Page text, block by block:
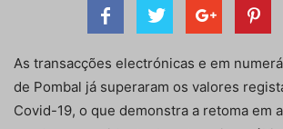
As transacções electrónicas e em
de Pombal já superaram os valores
Covid-19, o que demonstra a retoma em